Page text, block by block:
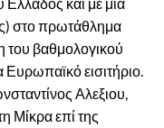
στο πρωτάθλημα
του βαθμολογικού
Ευρωπαϊκό εισιτήριο.
Αλεξιου,
Μίκρα επί της